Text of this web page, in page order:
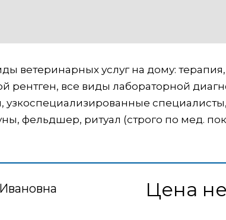
ветеринарных услуг на дому: терапия,
все виды лабораторной
фельдшер, ритуал (строго по мед.
Цена